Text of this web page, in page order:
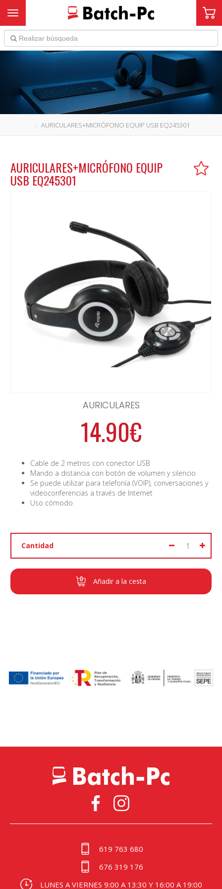
Toggle navigation
AURICULARES+MICRÓFONO EQUIP USB EQ245301
AURICULARES+MICRÓFONO EQUIP
USB EQ245301
AURICULARES
14.90€
Cable de 2 metros con conector USB
Mando a distancia con botón de volumen y silencio
Se puede utilizar para telefonía (VOIP), conversaciones y
videoconferencias a través de Internet
Uso cómodo
Cantidad
Añadir a la cesta
619 763 680
676 319 176
LUNES A VIERNES 9:00 A 13:30 Y 16:00 A 19:00